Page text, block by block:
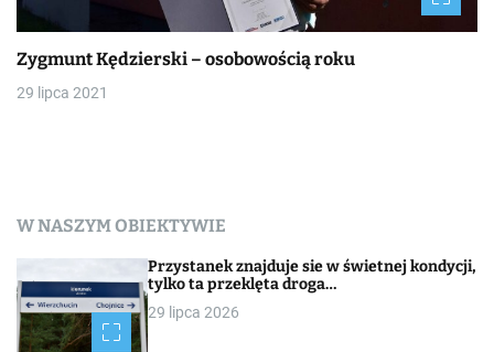
Zygmunt Kędzierski – osobowością roku
29 lipca 2021
W NASZYM OBIEKTYWIE
Przystanek znajduje sie w świetnej kondycji,
tylko ta przeklęta droga…
29 lipca 2026